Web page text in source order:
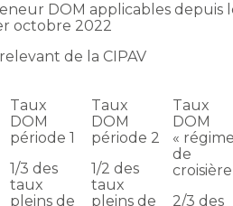
DOM applicables depuis
octobre 2022
de la CIPAV
Taux
DOM
période 1
1/3 des
taux
pleins de
Taux
DOM
période 2
1/2 des
taux
pleins de
Taux
DOM
«
de
2/3 des